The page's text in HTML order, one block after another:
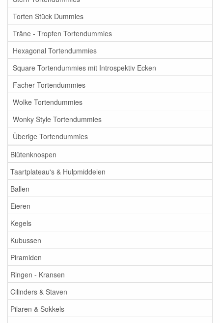
Torten Stück Dummies
Träne - Tropfen Tortendummies
Hexagonal Tortendummies
Square Tortendummies mit Introspektiv Ecken
Facher Tortendummies
Wolke Tortendummies
Wonky Style Tortendummies
Überige Tortendummies
Blütenknospen
Taartplateau's & Hulpmiddelen
Ballen
Eieren
Kegels
Kubussen
Piramiden
Ringen - Kransen
Cilinders & Staven
Pilaren & Sokkels